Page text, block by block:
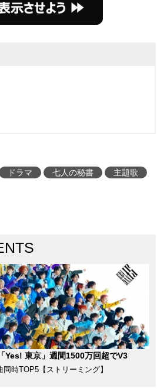
ドラマ 七人の秘書 主題歌
Yes! 東京」週間1500万回超でV3
同時TOP5【ストリーミング】